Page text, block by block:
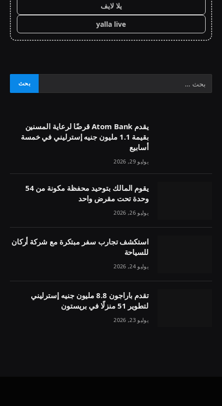
يلا لايف
yalla live
يقدم Atom Bank قرضًا لرعاية المسنين
بقيمة 1.1 مليون جنيه إسترليني في خمسة
أسابيع
يوليو 29, 2026
يقوم المالك بتوحيد محفظة مكونة من 54
وحدة تحت مقرض واحد
يوليو 26, 2026
استكشف تجارب سفر مبتكرة مع شركة أركان
للسياحة
يوليو 24, 2026
تقدم باراجون 8.8 مليون جنيه إسترليني
لتطوير 51 منزلًا في بريستون
يوليو 23, 2026